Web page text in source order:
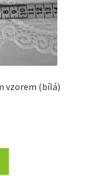
vzorem (bílá)